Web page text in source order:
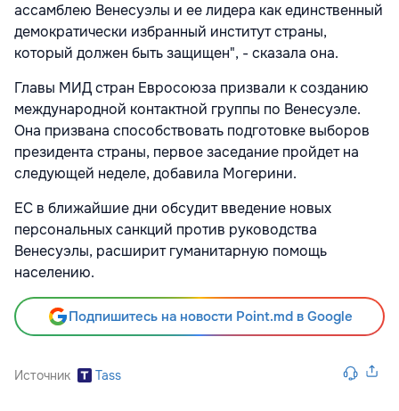
ассамблею Венесуэлы и ее лидера как единственный
демократически избранный институт страны,
который должен быть защищен", - сказала она.
Главы МИД стран Евросоюза призвали к созданию
международной контактной группы по Венесуэле.
Она призвана способствовать подготовке выборов
президента страны, первое заседание пройдет на
следующей неделе, добавила Могерини.
ЕС в ближайшие дни обсудит введение новых
персональных санкций против руководства
Венесуэлы, расширит гуманитарную помощь
населению.
Подпишитесь на новости Point.md в Google
Источник Tass